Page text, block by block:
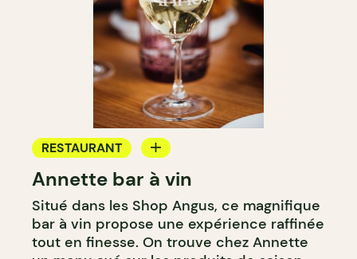
RESTAURANT
BAR
BAR À VIN
BAR À COCKTAIL
Annette bar à vin
Situé dans les Shop Angus, ce magnifique
bar à vin propose une expérience raffinée
tout en finesse. On trouve chez Annette